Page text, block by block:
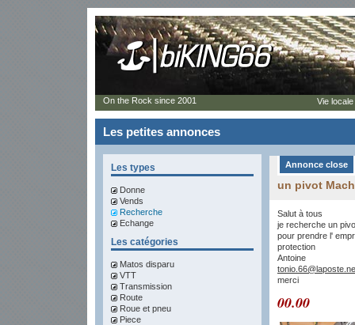
Les petites annonces
Les types
Donne
Vends
Recherche
Echange
Les catégories
Matos disparu
VTT
Transmission
Route
Roue et pneu
Piece
Annonce close
un pivot Mach
Salut à tous
je recherche un
pour prendre l'
protection
Antoine
merci
00.00
On the Rock since 2001 Vie